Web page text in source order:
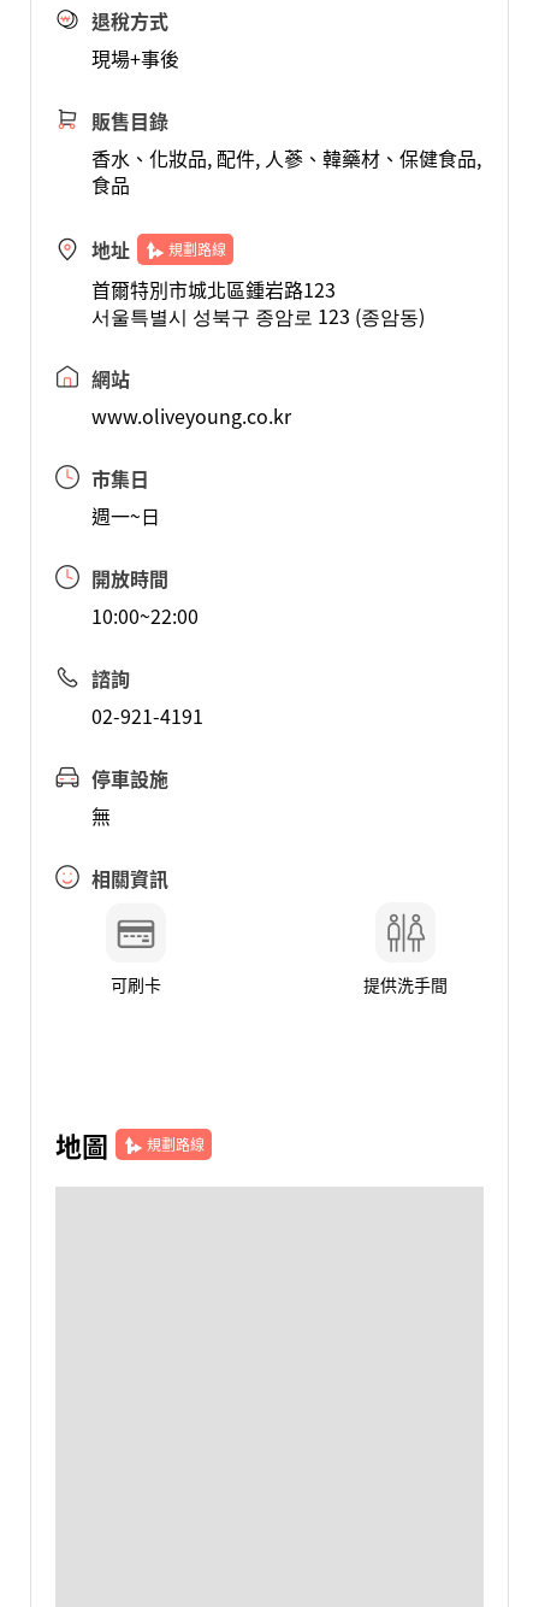
退稅方式
現場+事後
販售目錄
香水、化妝品, 配件, 人蔘、韓藥材、保健食品,
食品
地址 規劃路線
首爾特別市城北區鍾岩路123
서울특별시 성북구 종암로 123 (종암동)
網站
www.oliveyoung.co.kr
市集日
週一~日
開放時間
10:00~22:00
諮詢
02-921-4191
停車設施
無
相關資訊
可刷卡 提供洗手間
地圖 規劃路線